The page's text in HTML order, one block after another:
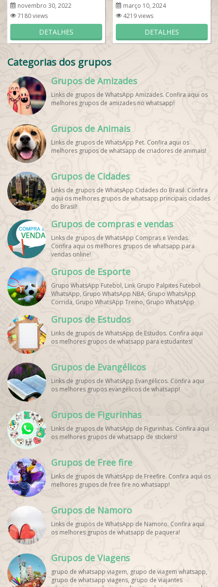
novembro 30, 2022
7180 views
DETALHES
março 10, 2024
4219 views
DETALHES
Categorias dos grupos
Grupos de Amizades
Links de grupos de WhatsApp Amizades. Confira aqui os
melhores grupos de amizades no whatsapp!
Grupos de Animais
Links de grupos de WhatsApp Pet. Confira aqui os
melhores grupos de whatsapp de criadores de animais!
Grupos de Cidades
Links de grupos de WhatsApp Cidades do Brasil. Confira
aqui os melhores grupos de whatsapp principais cidades
do Brasil!
Grupos de compras e vendas
Links de grupos de WhatsApp Compras e Vendas.
Confira aqui os melhores grupos de whatsapp para
vendas online!
Grupos de Esporte
Grupo WhatsApp Futebol, Link Grupo Palpites Futebol
WhatsApp, Grupo WhatsApp NBA, Grupo WhatsApp
Corrida, Grupo WhatsApp Treino, Grupo WhatsApp
WhatsApp, Grupo de Torcedores [Nome do Time]
WhatsApp, Link de Grupos de Esporte Grátis, Grupo
WhatsApp Dicas de Treino, Grupo WhatsApp Futebol Ao
Vivo. Grupo WhatsApp Esporte, Grupos de Esporte
WhatsApp Esporte, Grupo WhatsApp Futebol, Link Grupo
Palpites Futebol WhatsApp, Grupo WhatsApp NBA,
Grupos de Estudos
Links de grupos de WhatsApp de Estudos. Confira aqui
os melhores grupos de whatsapp para estudantes!
Grupos de Evangélicos
Links de grupos de WhatsApp Evangélicos. Confira aqui
os melhores grupos evangélicos de whatsapp!
Grupos de Figurinhas
Links de grupos de WhatsApp de Figurinhas. Confira aqui
os melhores grupos de whatsapp de stickers!
Grupos de Free fire
Links de grupos de WhatsApp de Freefire. Confira aqui os
melhores grupos de free fire no whatsapp!
Grupos de Namoro
Links de grupos de WhatsApp de Namoro. Confira aqui
os melhores grupos de whatsapp de paquera!
Grupos de Viagens
grupo de whatsapp viagem, grupo de viagem whatsapp,
grupo de whatsapp viagens, grupo de viajantes